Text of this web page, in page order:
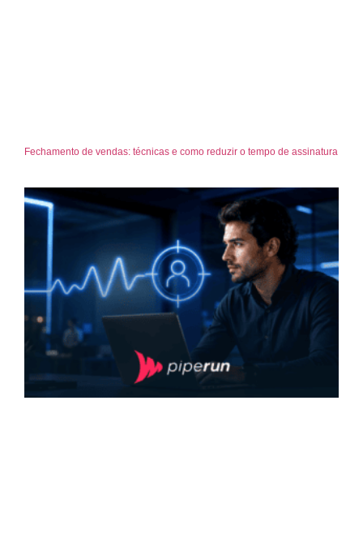
Fechamento de vendas: técnicas e como reduzir o tempo de assinatura